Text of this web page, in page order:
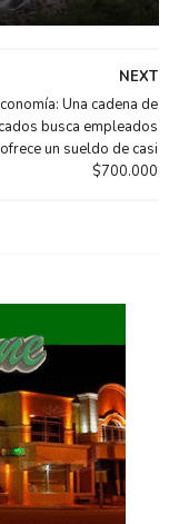
NEXT
Una cadena de
busca empleados
un sueldo de casi
$700.000